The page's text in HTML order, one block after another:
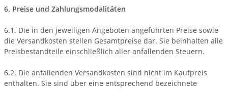
6. Preise und Zahlungsmodalitäten
6.1. Die in den jeweiligen Angeboten angeführten Preise sowie
die Versandkosten stellen Gesamtpreise dar. Sie beinhalten alle
Preisbestandteile einschließlich aller anfallenden Steuern.
6.2. Die anfallenden Versandkosten sind nicht im Kaufpreis
enthalten. Sie sind über eine entsprechend bezeichnete